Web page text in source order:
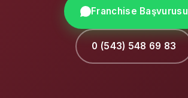
Franchise Başvurusu
0 (543) 548 69 83